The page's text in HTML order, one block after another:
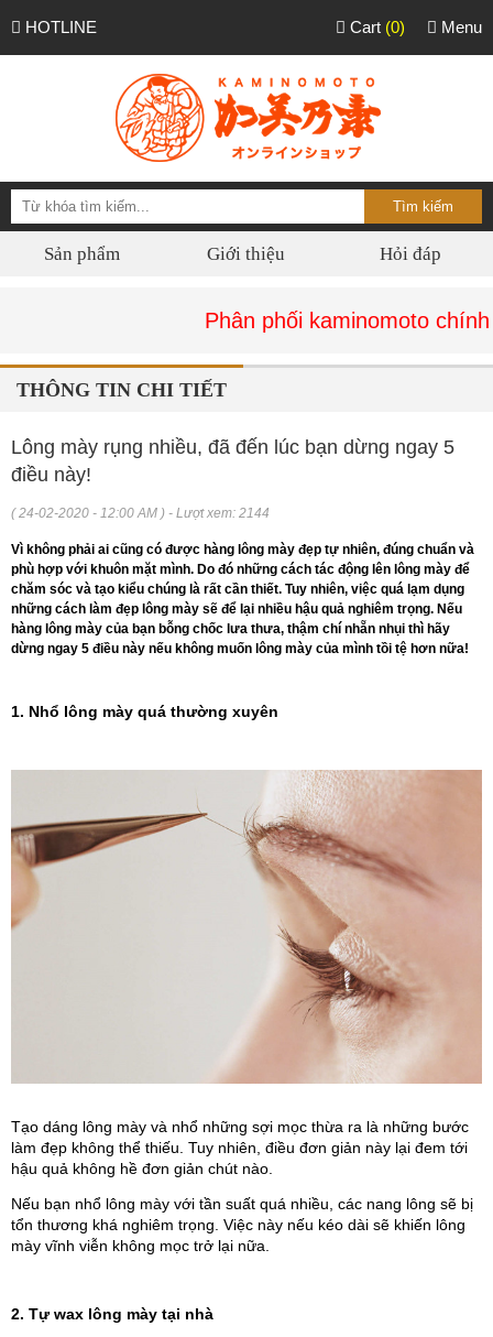
HOTLINE Menu
Cart (0)
Sản phẩm Giới thiệu Hỏi đáp
Phân phối kaminomoto chính hãng
THÔNG TIN CHI TIẾT
Lông mày rụng nhiều, đã đến lúc bạn dừng ngay 5
điều này!
( 24-02-2020 - 12:00 AM ) - Lượt xem: 2144
Vì không phải ai cũng có được hàng lông mày đẹp tự nhiên, đúng chuẩn và
phù hợp với khuôn mặt mình. Do đó những cách tác động lên lông mày để
chăm sóc và tạo kiểu chúng là rất cần thiết. Tuy nhiên, việc quá lạm dụng
những cách làm đẹp lông mày sẽ để lại nhiều hậu quả nghiêm trọng. Nếu
hàng lông mày của bạn bỗng chốc lưa thưa, thậm chí nhẵn nhụi thì hãy
dừng ngay 5 điều này nếu không muốn lông mày của mình tồi tệ hơn nữa!
1. Nhổ lông mày quá thường xuyên
Tạo dáng lông mày và nhổ những sợi mọc thừa ra là những bước
làm đẹp không thể thiếu. Tuy nhiên, điều đơn giản này lại đem tới
hậu quả không hề đơn giản chút nào.
Nếu bạn nhổ lông mày với tần suất quá nhiều, các nang lông sẽ bị
tổn thương khá nghiêm trọng. Việc này nếu kéo dài sẽ khiến lông
mày vĩnh viễn không mọc trở lại nữa.
2. Tự wax lông mày tại nhà